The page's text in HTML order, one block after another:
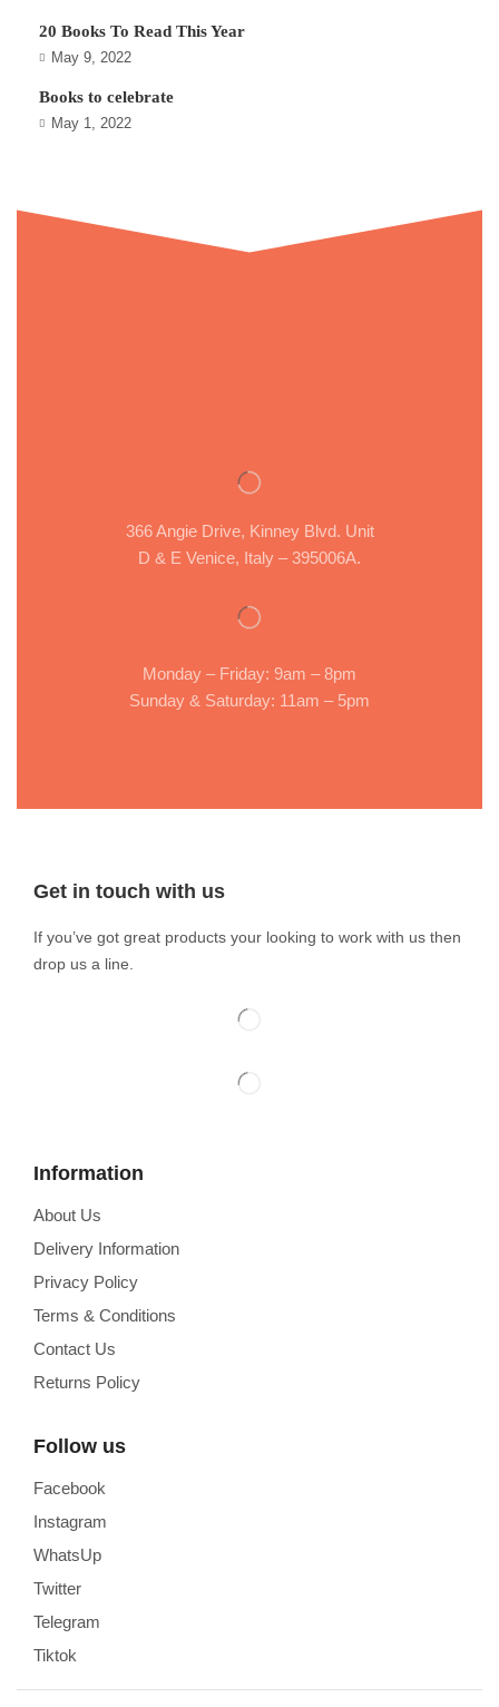
20 Books To Read This Year
May 9, 2022
Books to celebrate
May 1, 2022
366 Angie Drive, Kinney Blvd. Unit
D & E Venice, Italy – 395006A.
Monday – Friday: 9am – 8pm
Sunday & Saturday: 11am – 5pm
Get in touch with us
If you’ve got great products your looking to work with us then
drop us a line.
Information
About Us
Delivery Information
Privacy Policy
Terms & Conditions
Contact Us
Returns Policy
Follow us
Facebook
Instagram
WhatsUp
Twitter
Telegram
Tiktok